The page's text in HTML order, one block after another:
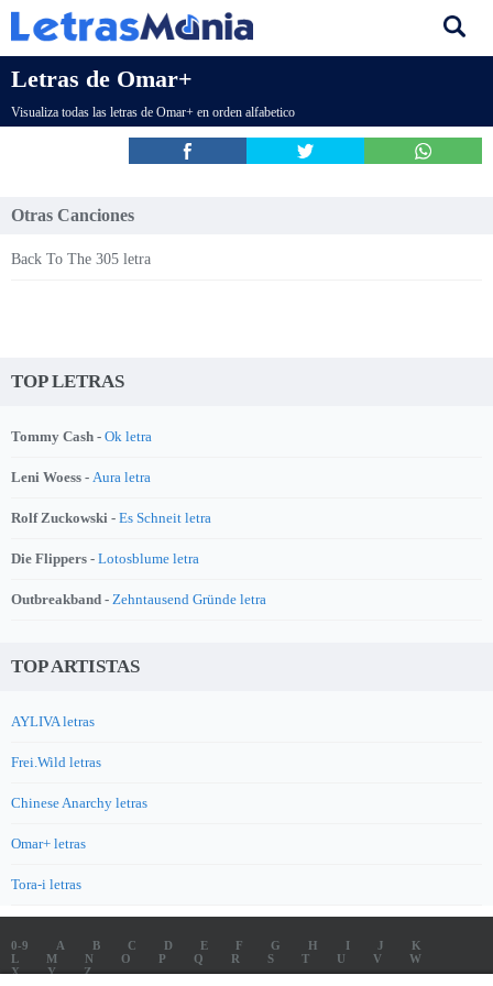
Letras de Omar+
Visualiza todas las letras de Omar+ en orden alfabetico
Otras Canciones
Back To The 305 letra
TOP LETRAS
Tommy Cash - Ok letra
Leni Woess - Aura letra
Rolf Zuckowski - Es Schneit letra
Die Flippers - Lotosblume letra
Outbreakband - Zehntausend Gründe letra
TOP ARTISTAS
AYLIVA letras
Frei.Wild letras
Chinese Anarchy letras
Omar+ letras
Tora-i letras
0-9 A B C D E F G H I J
K
L
M N O P Q R S T U V
W
X
Y Z